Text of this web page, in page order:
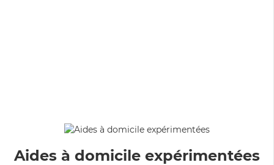
Aides à domicile expérimentées